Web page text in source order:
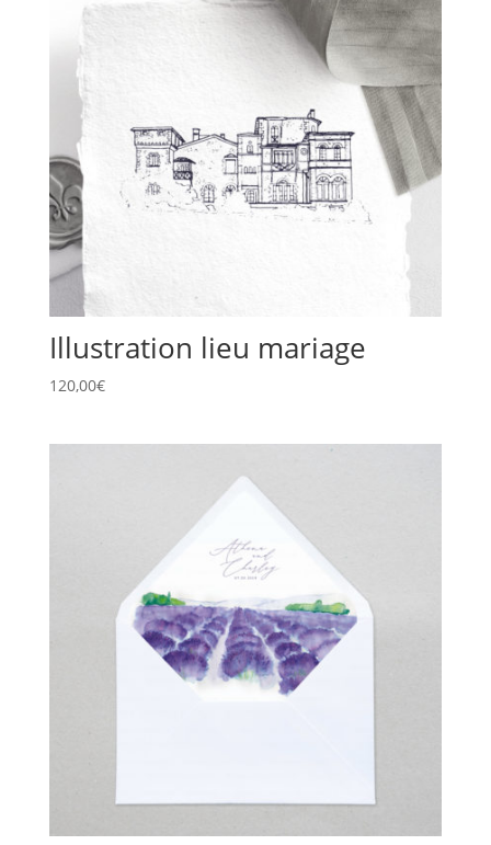
Illustration lieu mariage
120,00€